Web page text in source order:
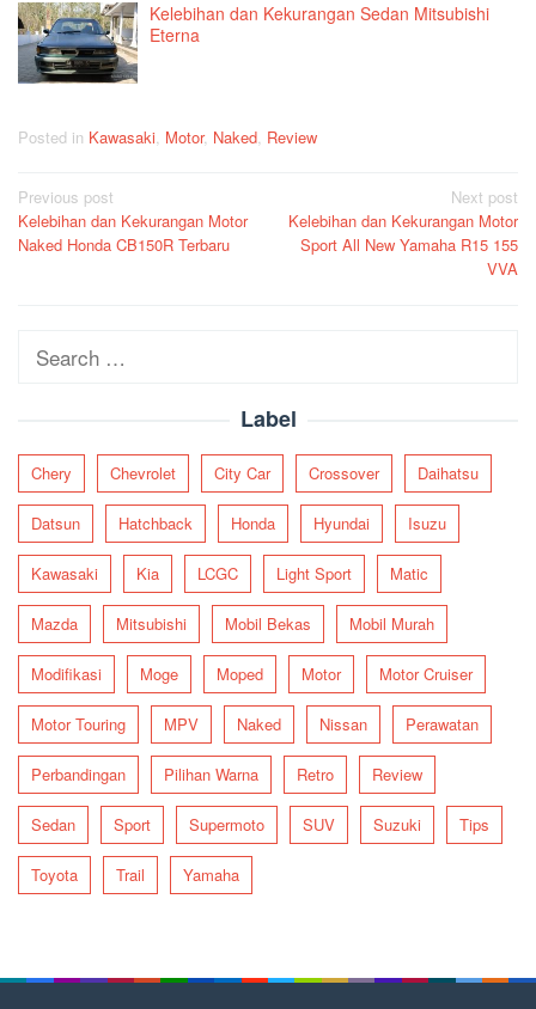
Kelebihan dan Kekurangan Sedan Mitsubishi
Eterna
Posted in Kawasaki, Motor, Naked, Review
Post
navigation
Previous post
Kelebihan dan Kekurangan Motor
Naked Honda CB150R Terbaru
Next post
Kelebihan dan Kekurangan Motor
Sport All New Yamaha R15 155
VVA
Search
Label
Chery Chevrolet City Car Crossover Daihatsu
Datsun Hatchback Honda Hyundai Isuzu
Kawasaki Kia LCGC Light Sport Matic
Mazda Mitsubishi Mobil Bekas Mobil Murah
Modifikasi Moge Moped Motor Motor Cruiser
Motor Touring MPV Naked Nissan Perawatan
Perbandingan Pilihan Warna Retro Review
Sedan Sport Supermoto SUV Suzuki Tips
Toyota Trail Yamaha